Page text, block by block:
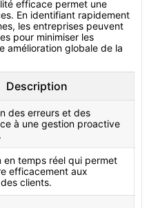
efficace permet une
En identifiant rapidement
les entreprises peuvent
pour minimiser les
amélioration globale de la
Description
des erreurs et des
à une gestion proactive
en temps réel qui permet
efficacement aux
clients.